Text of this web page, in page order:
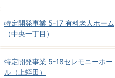
特定開発事業 5-17 有料老人ホーム
（中央一丁目）
特定開発事業 5-18セレモニーホー
ル（上蛭田）